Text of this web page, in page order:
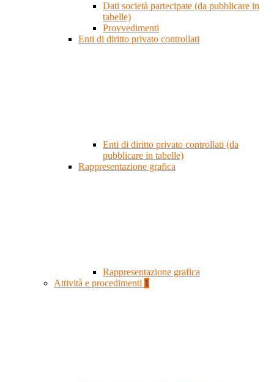
Dati società partecipate (da pubblicare in
tabelle)
Provvedimenti
Enti di diritto privato controllati
Enti di diritto privato controllati (da
pubblicare in tabelle)
Rappresentazione grafica
Rappresentazione grafica
Attività e procedimenti 1